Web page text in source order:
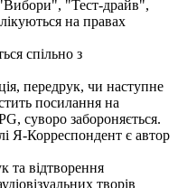
"Тест-драйв",
на правах
спільно з
передрук, чи наступне
посилання на
суворо забороняється.
Я-Корреспондент є автор
та відтворення
творів